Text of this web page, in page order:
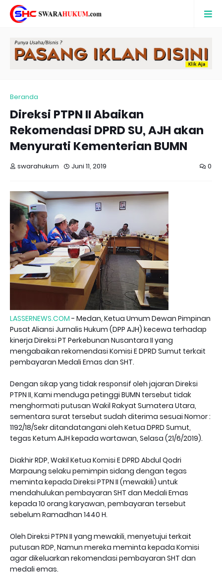
Beranda
Direksi PTPN II Abaikan
Rekomendasi DPRD SU, AJH akan
Menyurati Kementerian BUMN
swarahukum Juni 11, 2019 0
LASSERNEWS.COM - Medan, Ketua Umum Dewan Pimpinan
Pusat Aliansi Jurnalis Hukum (DPP AJH) kecewa terhadap
kinerja Direksi PT Perkebunan Nusantara II yang
mengabaikan rekomendasi Komisi E DPRD Sumut terkait
pembayaran Medali Emas dan SHT.
Dengan sikap yang tidak responsif oleh jajaran Direksi
PTPN II, Kami menduga petinggi BUMN tersebut tidak
menghormati putusan Wakil Rakyat Sumatera Utara,
sementara surat tersebut sudah diterima sesuai Nomor :
1192/18/Sekr ditandatangani oleh Ketua DPRD Sumut,
tegas Ketum AJH kepada wartawan, Selasa (21/6/2019).
Diakhir RDP, Wakil Ketua Komisi E DPRD Abdul Qodri
Marpaung selaku pemimpin sidang dengan tegas
meminta kepada Direksi PTPN II (mewakili) untuk
mendahulukan pembayaran SHT dan Medali Emas
kepada 10 orang karyawan, pembayaran tersebut
sebelum Ramadhan 1440 H.
Oleh Direksi PTPN II yang mewakili, menyetujui terkait
putusan RDP, Namun mereka meminta kepada Komisi
agar dikeluarkan rekomendasi pembayaran SHT dan
medali emas.